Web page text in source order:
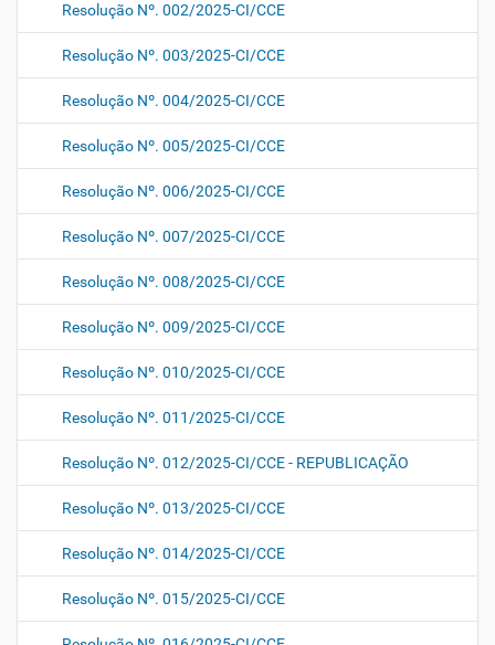
Resolução Nº. 002/2025-CI/CCE
Resolução Nº. 003/2025-CI/CCE
Resolução Nº. 004/2025-CI/CCE
Resolução Nº. 005/2025-CI/CCE
Resolução Nº. 006/2025-CI/CCE
Resolução Nº. 007/2025-CI/CCE
Resolução Nº. 008/2025-CI/CCE
Resolução Nº. 009/2025-CI/CCE
Resolução Nº. 010/2025-CI/CCE
Resolução Nº. 011/2025-CI/CCE
Resolução Nº. 012/2025-CI/CCE - REPUBLICAÇÃO
Resolução Nº. 013/2025-CI/CCE
Resolução Nº. 014/2025-CI/CCE
Resolução Nº. 015/2025-CI/CCE